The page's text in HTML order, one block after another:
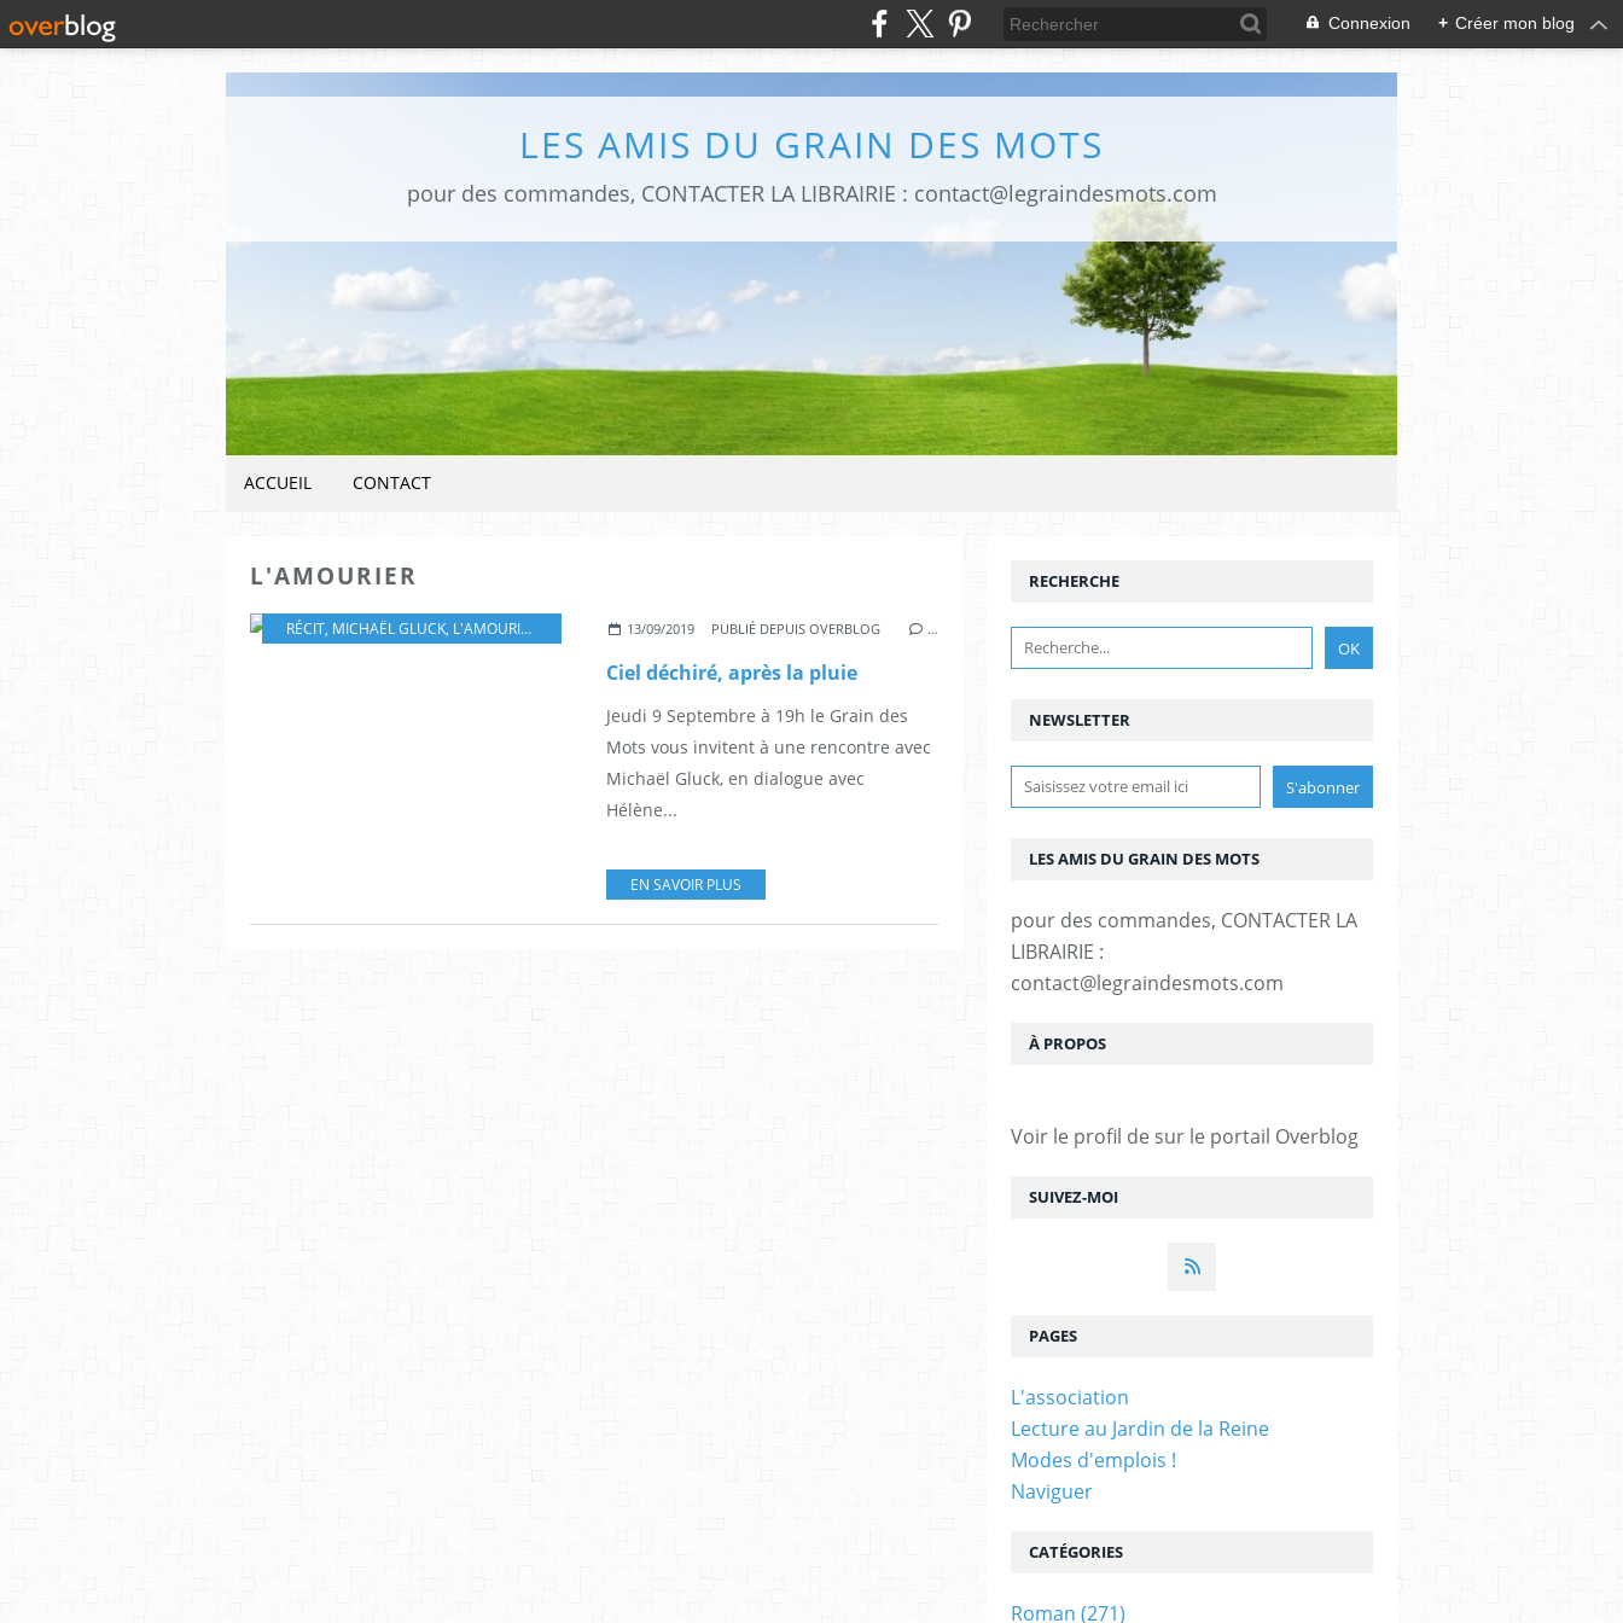
Connexion + Créer mon blog
LES AMIS DU GRAIN DES MOTS
pour des commandes, CONTACTER LA LIBRAIRIE : contact@legraindesmots.com
ACCUEIL CONTACT
L'AMOURIER
RÉCIT, MICHAËL GLUCK, L'AMOURIER 13/09/2019 PUBLIÉ DEPUIS OVERBLOG …
Ciel déchiré, après la pluie
Jeudi 9 Septembre à 19h le Grain des
Mots vous invitent à une rencontre avec
Michaël Gluck, en dialogue avec
Hélène...
EN SAVOIR PLUS
NEWSLETTER
SUIVEZ-MOI
RECHERCHE
LES AMIS DU GRAIN DES MOTS
pour des commandes, CONTACTER LA
LIBRAIRIE :
contact@legraindesmots.com
À PROPOS
Voir le profil de sur le portail Overblog
PAGES
L'association
Lecture au Jardin de la Reine
Modes d'emplois !
Naviguer
CATÉGORIES
Roman (271)